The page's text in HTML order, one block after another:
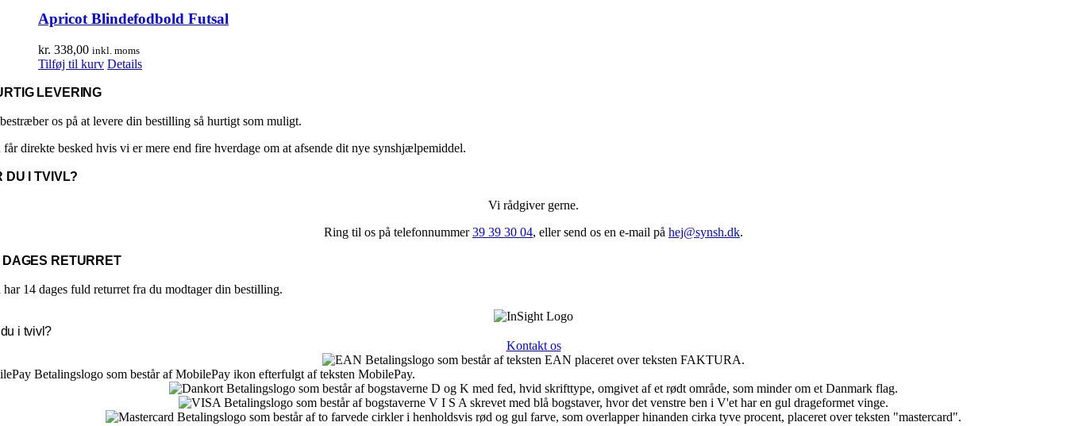
varesiden
flere
varianter.
kan
vælges
Apricot Blindefodbold Futsal
kr. 338,00 inkl. moms
Tilføj til kurv Details
LEVERING
os på at levere din bestilling så hurtigt som muligt.
får direkte besked hvis vi er mere end fire hverdage om at afsende dit nye synshjælpemiddel.
DU I TVIVL?
Vi rådgiver gerne.
Ring til os på telefonnummer39 39 30 04, eller send os en e-mail på hej@synsh.dk.
DAGES RETURRET
har 14 dages fuld returret fra du modtager din bestilling.
i tvivl?
Kontakt os